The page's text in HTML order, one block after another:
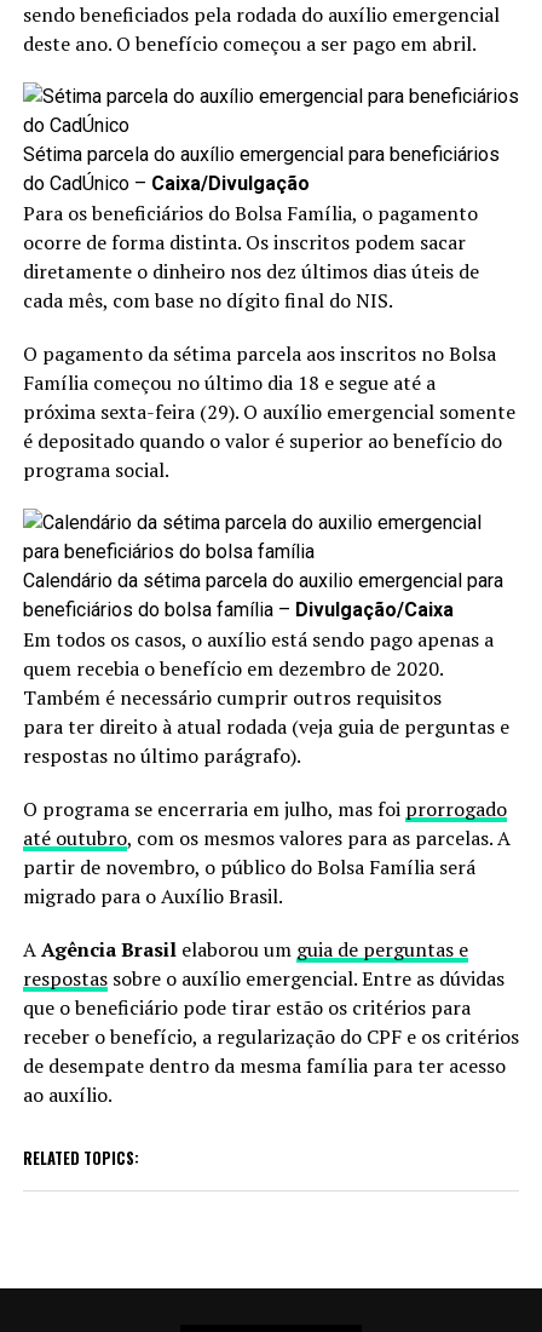
sendo beneficiados pela rodada do auxílio emergencial
deste ano. O benefício começou a ser pago em abril.
Sétima parcela do auxílio emergencial para beneficiários
do CadÚnico – Caixa/Divulgação
Para os beneficiários do Bolsa Família, o pagamento
ocorre de forma distinta. Os inscritos podem sacar
diretamente o dinheiro nos dez últimos dias úteis de
cada mês, com base no dígito final do NIS.
O pagamento da sétima parcela aos inscritos no Bolsa
Família começou no último dia 18 e segue até a
próxima sexta-feira (29). O auxílio emergencial somente
é depositado quando o valor é superior ao benefício do
programa social.
Calendário da sétima parcela do auxilio emergencial para
beneficiários do bolsa família – Divulgação/Caixa
Em todos os casos, o auxílio está sendo pago apenas a
quem recebia o benefício em dezembro de 2020.
Também é necessário cumprir outros requisitos
para ter direito à atual rodada (veja guia de perguntas e
respostas no último parágrafo).
O programa se encerraria em julho, mas foi prorrogado
até outubro, com os mesmos valores para as parcelas. A
partir de novembro, o público do Bolsa Família será
migrado para o Auxílio Brasil.
AAgência Brasilelaborou um guia de perguntas e
respostassobre o auxílio emergencial. Entre as dúvidas
que o beneficiário pode tirar estão os critérios para
receber o benefício, a regularização do CPF e os critérios
de desempate dentro da mesma família para ter acesso
ao auxílio.
RELATED TOPICS: